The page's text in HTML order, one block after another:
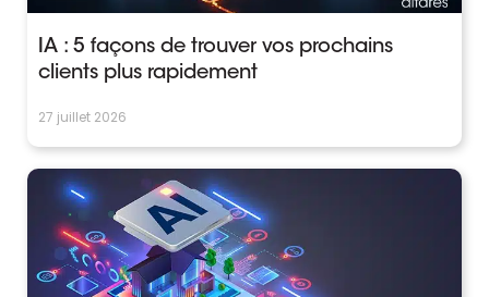
IA : 5 façons de trouver vos prochains
clients plus rapidement
27 juillet 2026